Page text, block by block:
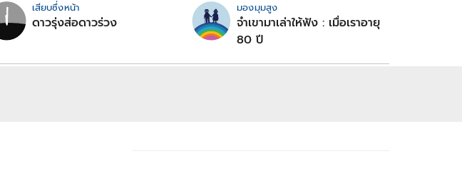
เสียบซึ่งหน้า
ดาวรุ่งส่อดาวร่วง
มองมุมสูง
จำเขามาเล่าให้ฟัง : เมื่อเราอายุ
80 ปี